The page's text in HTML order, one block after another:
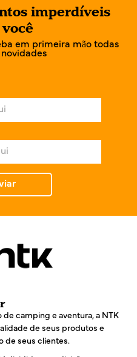
imperdíveis
em primeira mão todas
de camping e aventura, a NTK
de seus produtos e
de seus clientes.